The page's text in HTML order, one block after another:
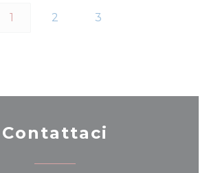
1 2 3
Contattaci